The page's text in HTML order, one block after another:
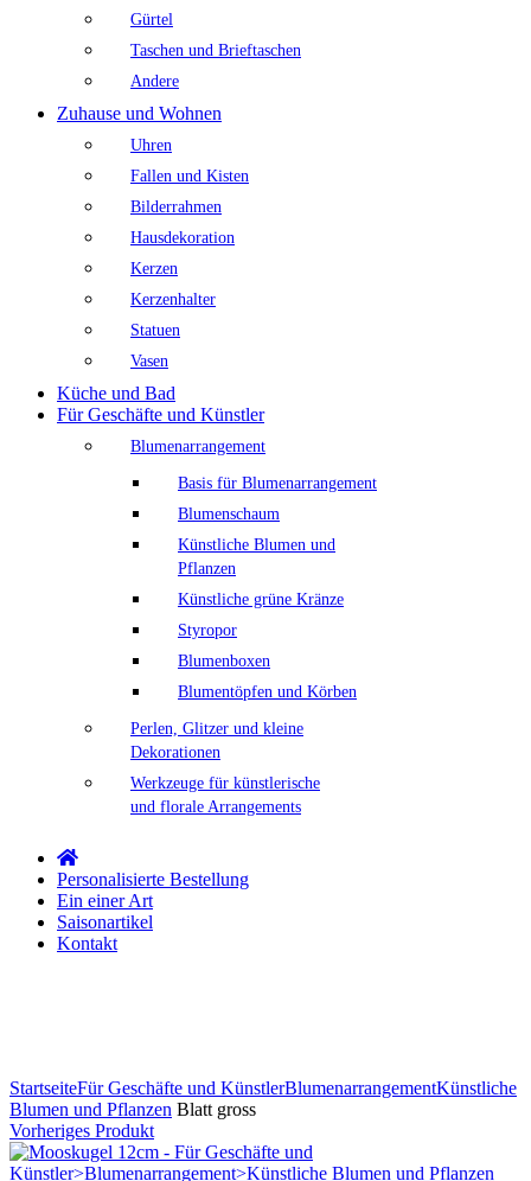
Gürtel
Taschen und Brieftaschen
Andere
Zuhause und Wohnen
Uhren
Fallen und Kisten
Bilderrahmen
Hausdekoration
Kerzen
Kerzenhalter
Statuen
Vasen
Küche und Bad
Für Geschäfte und Künstler
Blumenarrangement
Basis für Blumenarrangement
Blumenschaum
Künstliche Blumen und
Pflanzen
Künstliche grüne Kränze
Styropor
Blumenboxen
Blumentöpfen und Körben
Perlen, Glitzer und kleine
Dekorationen
Werkzeuge für künstlerische
und florale Arrangements
Personalisierte Bestellung
Ein einer Art
Saisonartikel
Kontakt
StartseiteFür Geschäfte und KünstlerBlumenarrangementKünstliche
Blumen und Pflanzen Blatt gross
Vorheriges Produkt